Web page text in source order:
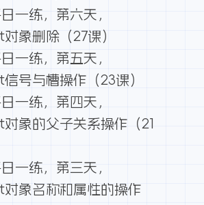
一练，第六天，
象删除（27课）
一练，第五天，
号与槽操作（23课）
一练，第四天，
象的父子关系操作（21
一练，第三天，
象名称和属性的操作